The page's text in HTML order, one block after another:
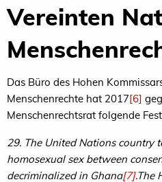
Vereinten
Das Büro des Hohen
Menschenrechte hat 2017[6]
Menschenrechtsrat folgende
29. The United Nations country
homosexual sex between
decriminalized in Ghana[7].The